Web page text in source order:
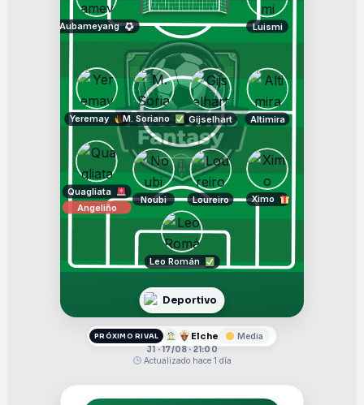
Leo Román
Quagliata
Angeliño
Noubi Loureiro Ximo
Yeremay M. Soriano Gijselhart Altimira
Aubameyang Luismi
Deportivo
PRÓXIMO RIVAL Elche
Media
J1 · 17/08 · 21:00
Actualizado hace 1 día